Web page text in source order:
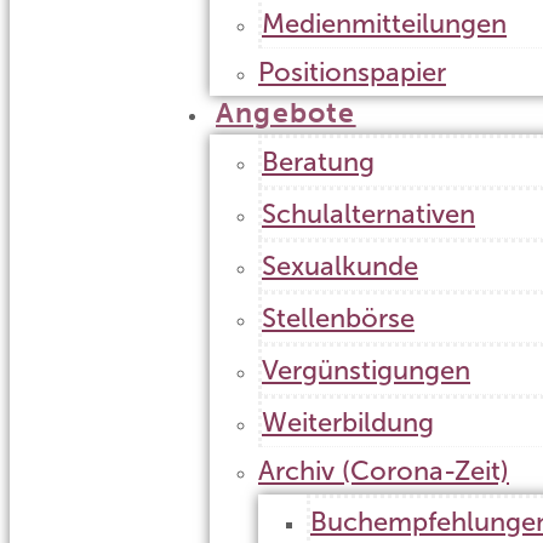
Medienmitteilungen
Positionspapier
Angebote
Beratung
Schulalternativen
Sexualkunde
Stellenbörse
Vergünstigungen
Weiterbildung
Archiv (Corona-Zeit)